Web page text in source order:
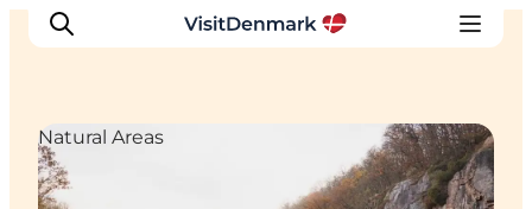
Inspiration
Natural Areas